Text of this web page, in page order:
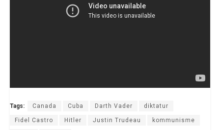
Tags: Canada Cuba Darth Vader diktatur
Fidel Castro Hitler Justin Trudeau kommunisme